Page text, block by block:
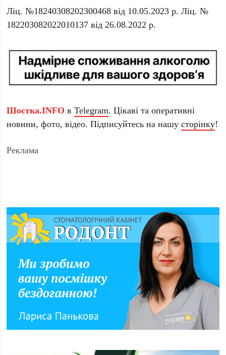
Ліц. №18240308202300468 від 10.05.2023 р. Ліц. №
182203082022010137 від 26.08.2022 р.
Шостка.INFO вTelegram. Цікаві та оперативні
новини, фото, відео. Підписуйтесь на нашусторінку!
Реклама